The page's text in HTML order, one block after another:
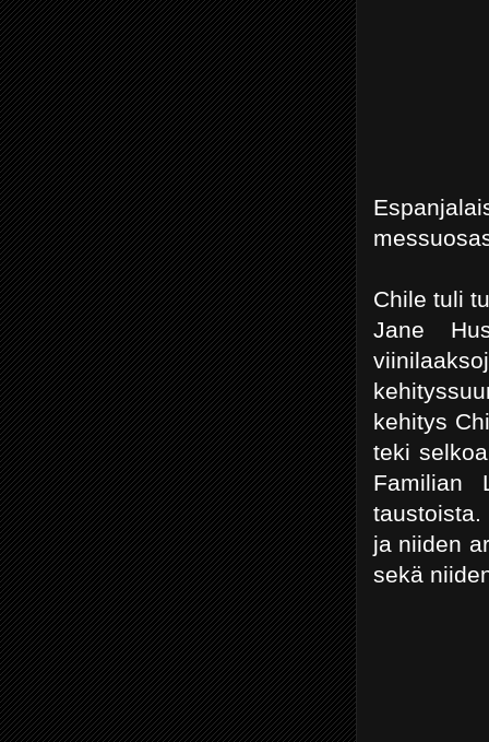
Chile tuli
Jane
kehitys
teki
Familian
taustoista.
ja niiden
sekä